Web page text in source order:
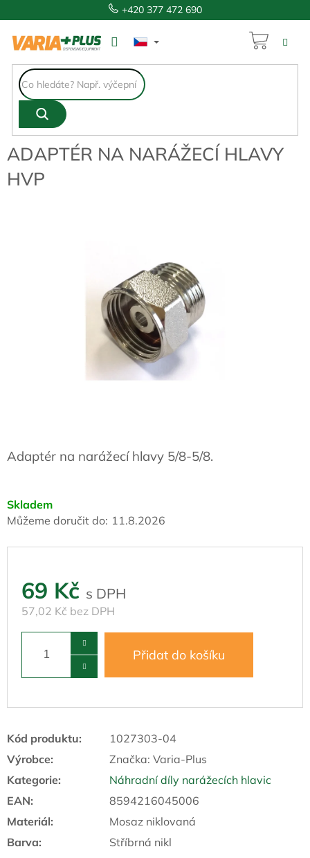
na
+420 377 472 690
ADAPTÉR NA NARÁŽECÍ HLAVY
HVP
Skladem
Můžeme doručit do: 11.8.2026
69 Kč
57,02 Kč bez DPH
Přidat do košíku
Adaptér na narážecí hlavy 5/8-5/8.
Kód produktu:
1027303-04
Výrobce:
Značka: Varia-Plus
Kategorie:
Náhradní díly narážecích hlavic
EAN:
8594216045006
Materiál:
Mosaz niklovaná
Barva: Stříbrná nikl
69 Kč